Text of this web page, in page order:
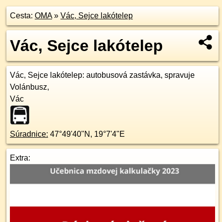
Cesta: OMA» Vác, Sejce lakótelep
Vác, Sejce lakótelep
Vác, Sejce lakótelep: autobusová zastávka, spravuje
Volánbusz,
Vác
Súradnice: 47°49'40"N , 19°7'4"E
Extra: